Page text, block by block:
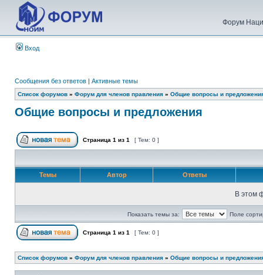
Форум
Вход
Сообщения без ответов | Активные темы
Список форумов » Форум для членов правления » Общие вопросы и
Общие вопросы и предложения
Страница 1 из 1 [ Тем: 0 ]
Темы Автор Ответы
В этом
Показать темы за: Поле
Страница 1 из 1 [ Тем: 0 ]
Список форумов » Форум для членов правления » Общие вопросы и